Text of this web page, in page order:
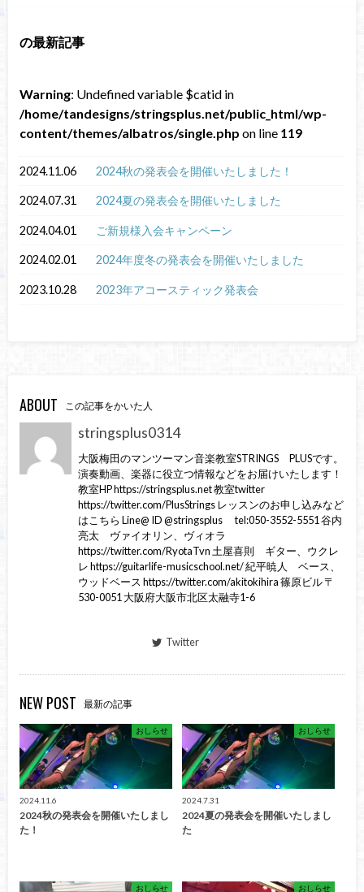
の最新記事
Warning: Undefined variable $catid in
/home/tandesigns/stringsplus.net/public_html/wp-
content/themes/albatros/single.php on line 119
2024.11.06 2024秋の発表会を開催いたしました！
2024.07.31 2024夏の発表会を開催いたしました
2024.04.01 ご新規様入会キャンペーン
2024.02.01 2024年度冬の発表会を開催いたしました
2023.10.28 2023年アコースティック発表会
ABOUT この記事をかいた人
stringsplus0314
大阪梅田のマンツーマン音楽教室STRINGS PLUSです。
演奏動画、楽器に役立つ情報などをお届けいたします！
教室HP https://stringsplus.net 教室twitter
https://twitter.com/PlusStrings レッスンのお申し込みなど
はこちら Line@ ID @stringsplus tel:050-3552-5551 谷内
亮太 ヴァイオリン、ヴィオラ
https://twitter.com/RyotaTvn 土屋喜則 ギター、ウクレ
レ https://guitarlife-musicschool.net/ 紀平暁人 ベース、
ウッドベース https://twitter.com/akitokihira 篠原ビル 〒
530-0051 大阪府大阪市北区太融寺1-6
Twitter
NEW POST 最新の記事
おしらせ
2024.11.6
2024秋の発表会を開催いたしまし
た！
おしらせ
2024.7.31
2024夏の発表会を開催いたしまし
た
おしらせ おしらせ